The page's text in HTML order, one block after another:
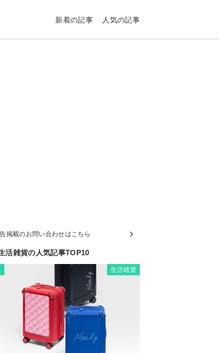
新着の記事 人気の記事
掲載のお問い合わせはこちら
活雑貨の人気記事TOP10
生活雑貨